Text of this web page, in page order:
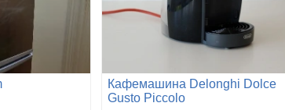
Кафемашина Delonghi Dolce
Gusto Piccolo